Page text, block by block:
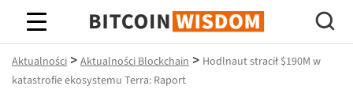
Mądrość Bitcoina
Aktualności > Aktualności Blockchain > Hodlnaut stracił $190M w
katastrofie ekosystemu Terra: Raport